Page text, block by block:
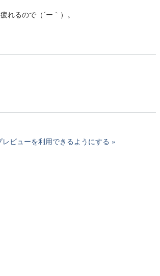
れるので（´ー｀）。
ビューを利用できるようにする